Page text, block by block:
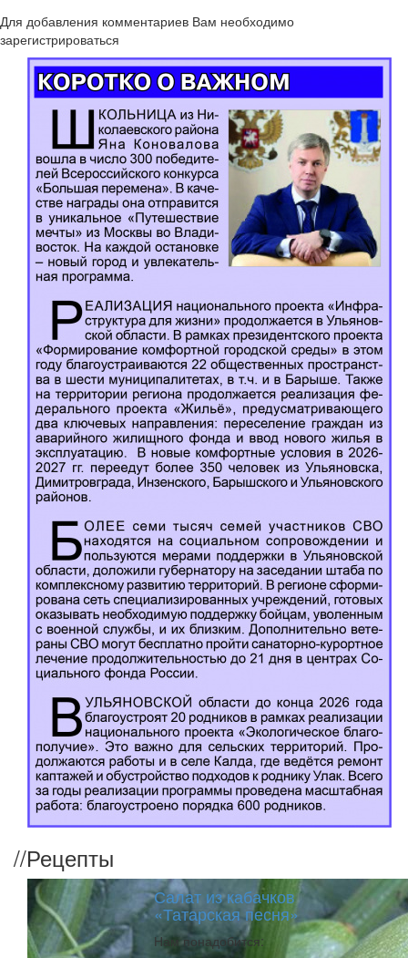
Для добавления комментариев Вам необходимо
зарегистрироваться
//Рецепты
Салат из кабачков
«Татарская песня»
Нам понадобится: